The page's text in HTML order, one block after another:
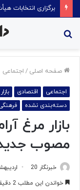
امضای تفاهم نامه
صفحه اصلی / اجتماعی
اجتماعی اقتصادی بازار
دسته‌بندی نشده
بازار مرغ
مصوب جدید
خبرنگار 20 اردیبهشت
خواندن این مطلب 2 دقیقه زمان میبرد